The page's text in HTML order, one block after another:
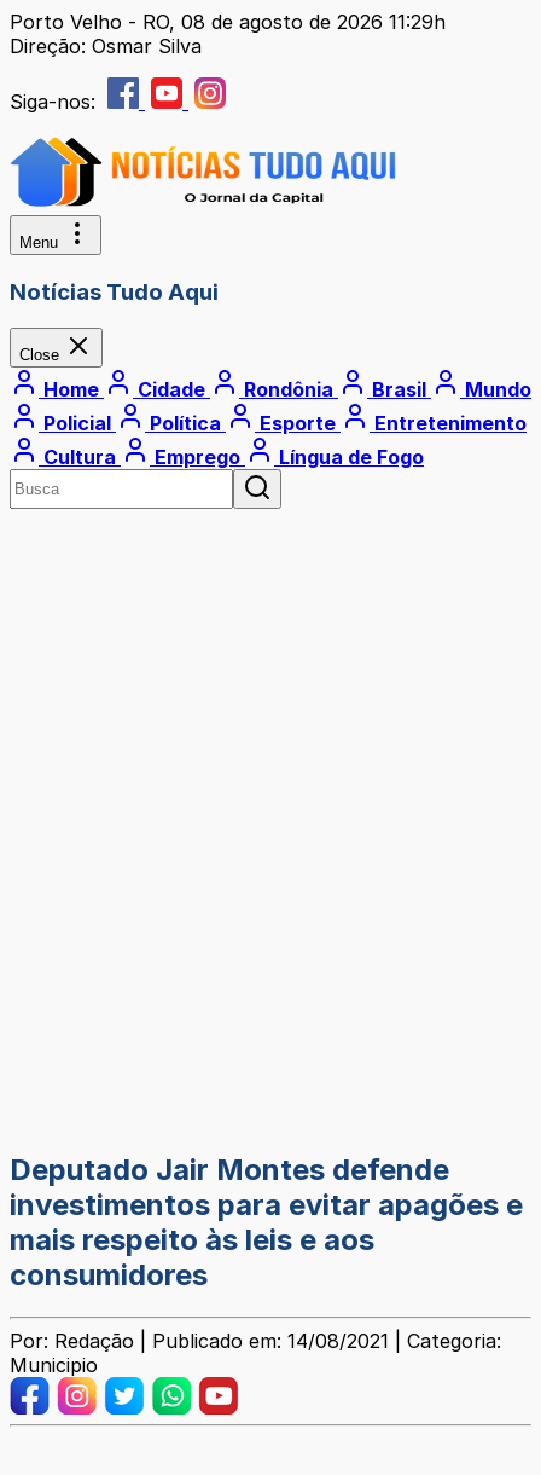
Porto Velho - RO, 08 de agosto de 2026 11:29h
Direção: Osmar Silva
Siga-nos:
Menu
Notícias Tudo Aqui
Close
Home Cidade Rondônia Brasil
Mundo
Policial
Política Esporte
Entretenimento
Cultura
Emprego Língua de Fogo
Deputado Jair Montes defende
investimentos para evitar apagões e
mais respeito às leis e aos
consumidores
Por: Redação | Publicado em: 14/08/2021 | Categoria:
Municipio